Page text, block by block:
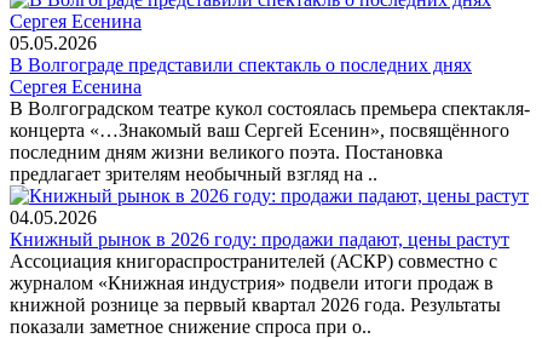
05.05.2026
В Волгограде представили спектакль о последних днях
Сергея Есенина
В Волгоградском театре кукол состоялась премьера спектакля-
концерта «…Знакомый ваш Сергей Есенин», посвящённого
последним дням жизни великого поэта. Постановка
предлагает зрителям необычный взгляд на ..
04.05.2026
Книжный рынок в 2026 году: продажи падают, цены растут
Ассоциация книгораспространителей (АСКР) совместно с
журналом «Книжная индустрия» подвели итоги продаж в
книжной рознице за первый квартал 2026 года. Результаты
показали заметное снижение спроса при о..